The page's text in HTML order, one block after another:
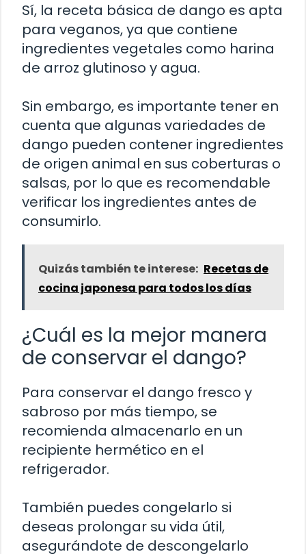
Sí, la receta básica de dango es apta
para veganos, ya que contiene
ingredientes vegetales como harina
de arroz glutinoso y agua.
Sin embargo, es importante tener en
cuenta que algunas variedades de
dango pueden contener ingredientes
de origen animal en sus coberturas o
salsas, por lo que es recomendable
verificar los ingredientes antes de
consumirlo.
Quizás también te interese: Recetas de
cocina japonesa para todos los días
¿Cuál es la mejor manera
de conservar el dango?
Para conservar el dango fresco y
sabroso por más tiempo, se
recomienda almacenarlo en un
recipiente hermético en el
refrigerador.
También puedes congelarlo si
deseas prolongar su vida útil,
asegurándote de descongelarlo